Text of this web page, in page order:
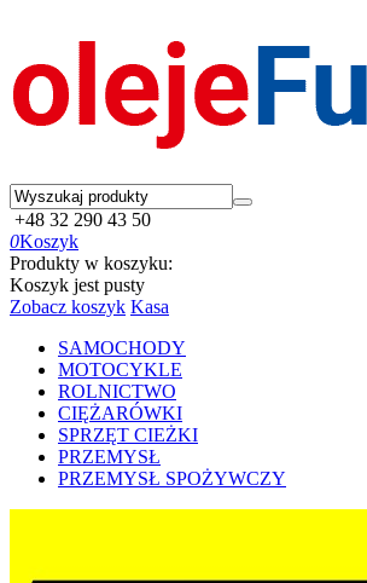
+48 32 290 43 50
0Koszyk
Produkty w koszyku:
Koszyk jest pusty
Zobacz koszyk Kasa
SAMOCHODY
MOTOCYKLE
ROLNICTWO
CIĘŻARÓWKI
SPRZĘT CIEŻKI
PRZEMYSŁ
PRZEMYSŁ SPOŻYWCZY